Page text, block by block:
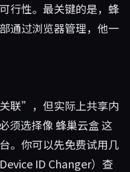
行性。最关键的是，蜂
通过浏览器管理，他一
联”，但实际上共享内
须选择像 蜂巢云盒这
。你可以先免费试用几
ID Changer）查